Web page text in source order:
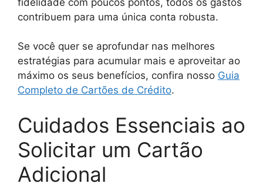
contribuem para uma única conta robusta.
Se você quer se aprofundar nas melhores
estratégias para acumular mais e aproveitar ao
máximo os seus benefícios, confira nosso Guia
Completo de Cartões de Crédito.
Cuidados Essenciais ao
Solicitar um Cartão
Adicional